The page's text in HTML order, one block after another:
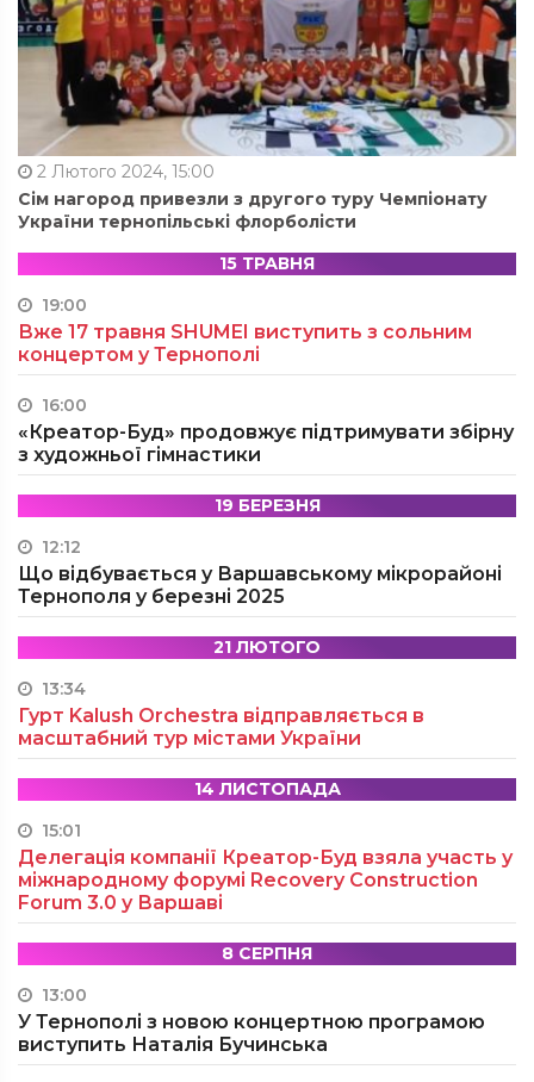
2 Лютого 2024, 15:00
Сім нагород привезли з другого туру Чемпіонату
України тернопільські флорболісти
15 ТРАВНЯ
19:00
Вже 17 травня SHUMEI виступить з сольним
концертом у Тернополі
16:00
«Креатор-Буд» продовжує підтримувати збірну
з художньої гімнастики
19 БЕРЕЗНЯ
12:12
Що відбувається у Варшавському мікрорайоні
Тернополя у березні 2025
21 ЛЮТОГО
13:34
Гурт Kalush Orchestra відправляється в
масштабний тур містами України
14 ЛИСТОПАДА
15:01
Делегація компанії Креатор-Буд взяла участь у
міжнародному форумі Recovery Construction
Forum 3.0 у Варшаві
8 СЕРПНЯ
13:00
У Тернополі з новою концертною програмою
виступить Наталія Бучинська